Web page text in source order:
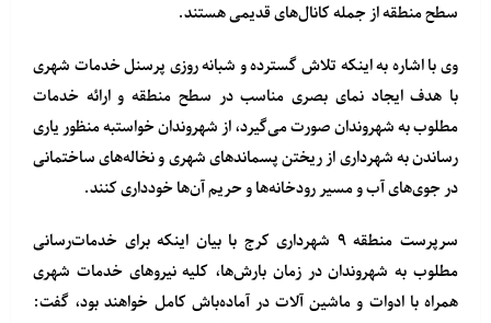
سطح منطقه از جمله کانال‌های قدیمی هستند.
وی با اشاره به اینکه تلاش گسترده و شبانه روزی پرسنل خدمات شهری
با هدف ایجاد نمای بصری مناسب در سطح منطقه و ارائه خدمات
مطلوب به شهروندان صورت می‌گیرد، از شهروندان خواستبه منظور یاری
رساندن به شهرداری از ریختن پسماندهای شهری و نخاله‌های ساختمانی
در جوی‌های آب و مسیر رودخانه‌ها و حریم آن‌ها خودداری کنند.
سرپرست منطقه ۹ شهرداری کرج با بیان اینکه برای خدمات‌رسانی
مطلوب به شهروندان در زمان بارش‌ها، کلیه نیروهای خدمات شهری
همراه با ادوات و ماشین آلات در آماده‌باش کامل خواهند بود، گفت: